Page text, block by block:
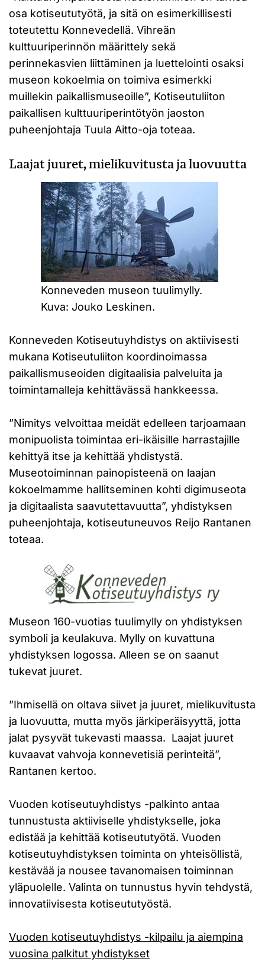
osa kotiseututyötä, ja sitä on esimerkillisesti
toteutettu Konnevedellä. Vihreän
kulttuuriperinnön määrittely sekä
perinnekasvien liittäminen ja luettelointi osaksi
museon kokoelmia on toimiva esimerkki
muillekin paikallismuseoille”, Kotiseutuliiton
paikallisen kulttuuriperintötyön jaoston
puheenjohtaja Tuula Aitto-oja toteaa.
Laajat juuret, mielikuvitusta ja luovuutta
Konneveden museon tuulimylly.
Kuva: Jouko Leskinen.
Konneveden Kotiseutuyhdistys on aktiivisesti
mukana Kotiseutuliiton koordinoimassa
paikallismuseoiden digitaalisia palveluita ja
toimintamalleja kehittävässä hankkeessa.
”Nimitys velvoittaa meidät edelleen tarjoamaan
monipuolista toimintaa eri-ikäisille harrastajille
kehittyä itse ja kehittää yhdistystä.
Museotoiminnan painopisteenä on laajan
kokoelmamme hallitseminen kohti digimuseota
ja digitaalista saavutettavuutta”, yhdistyksen
puheenjohtaja, kotiseutuneuvos Reijo Rantanen
toteaa.
Museon 160-vuotias tuulimylly on yhdistyksen
symboli ja keulakuva. Mylly on kuvattuna
yhdistyksen logossa. Alleen se on saanut
tukevat juuret.
”Ihmisellä on oltava siivet ja juuret, mielikuvitusta
ja luovuutta, mutta myös järkiperäisyyttä, jotta
jalat pysyvät tukevasti maassa. Laajat juuret
kuvaavat vahvoja konnevetisiä perinteitä”,
Rantanen kertoo.
Vuoden kotiseutuyhdistys -palkinto antaa
tunnustusta aktiiviselle yhdistykselle, joka
edistää ja kehittää kotiseututyötä. Vuoden
kotiseutuyhdistyksen toiminta on yhteisöllistä,
kestävää ja nousee tavanomaisen toiminnan
yläpuolelle. Valinta on tunnustus hyvin tehdystä,
innovatiivisesta kotiseututyöstä.
Vuoden kotiseutuyhdistys -kilpailu ja aiempina
vuosina palkitut yhdistykset